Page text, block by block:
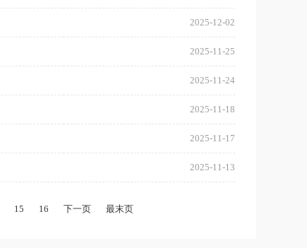
2025-12-02
2025-11-25
2025-11-24
2025-11-18
2025-11-17
2025-11-13
15 16 下一页 最末页